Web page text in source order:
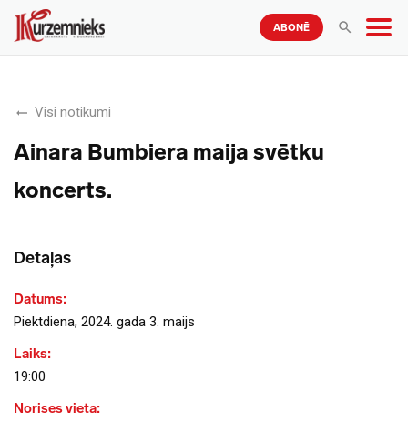
ABONĒ
Visi notikumi
Ainara Bumbiera maija svētku
koncerts.
Detaļas
Datums:
Piektdiena, 2024. gada 3. maijs
Laiks:
19:00
Norises vieta: